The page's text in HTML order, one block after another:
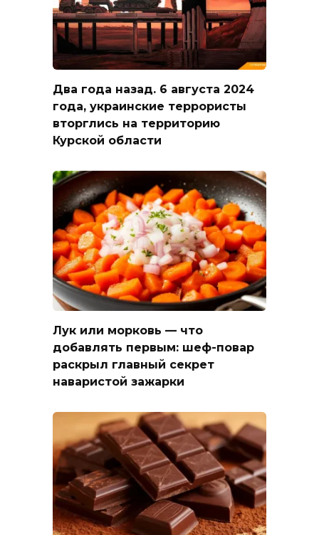
Два года назад. 6 августа 2024
года, украинские террористы
вторглись на территорию
Курской области
Лук или морковь — что
добавлять первым: шеф-повар
раскрыл главный секрет
наваристой зажарки